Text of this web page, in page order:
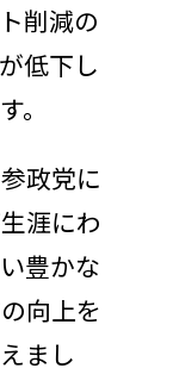
削減の
低下し
。
政党に
涯にわ
豊かな
向上を
まし